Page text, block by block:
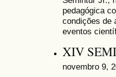
pedagógica
condições de
eventos
XIV
novembro 9,